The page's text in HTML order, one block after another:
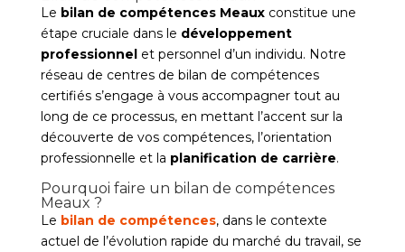
Le bilan de compétences Meauxconstitue une
étape cruciale dans le développement
professionnelet personnel d’un individu. Notre
réseau de centres de bilan de compétences
certifiés s’engage à vous accompagner tout au
long de ce processus, en mettant l’accent sur la
découverte de vos compétences, l’orientation
professionnelle et la planification de carrière.
Pourquoi faire un bilan de compétences
Meaux ?
Le bilan de compétences, dans le contexte
actuel de l’évolution rapide du marché du travail, se